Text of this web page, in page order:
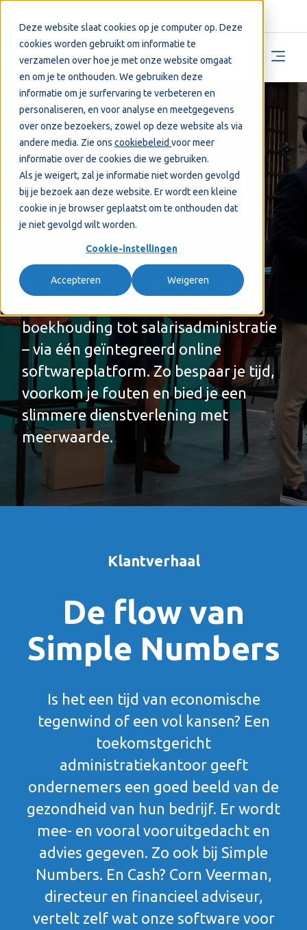
Deze website slaat cookies op je computer op. Deze
cookies worden gebruikt om informatie te
verzamelen over hoe je met onze website omgaat
en om je te onthouden. We gebruiken deze
informatie om je surfervaring te verbeteren en
personaliseren, en voor analyse en meetgegevens
over onze bezoekers, zowel op deze website als via
andere media. Zie ons cookiebeleid voor meer
informatie over de cookies die we gebruiken.
Als je weigert, zal je informatie niet worden gevolgd
bij je bezoek aan deze website. Er wordt een kleine
cookie in je browser geplaatst om te onthouden dat
je niet gevolgd wilt worden.
Cookie-instellingen
Accepteren Weigeren
Dé Suite voor
accountants en
ondernemers
Cash helpt accountants en
ondernemers hun administratieve
boekhouding tot salarisadministratie
– via één geïntegreerd online
softwareplatform. Zo bespaar je tijd,
voorkom je fouten en bied je een
slimmere dienstverlening met
meerwaarde.
Klantverhaal
De flow van
Simple Numbers
Is het een tijd van economische
tegenwind of een vol kansen? Een
toekomstgericht
administratiekantoor geeft
ondernemers een goed beeld van de
gezondheid van hun bedrijf. Er wordt
mee- en vooral vooruitgedacht en
advies gegeven. Zo ook bij Simple
Numbers. En Cash? Corn Veerman,
directeur en financieel adviseur,
vertelt zelf wat onze software voor